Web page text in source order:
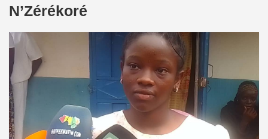
N’Zérékoré